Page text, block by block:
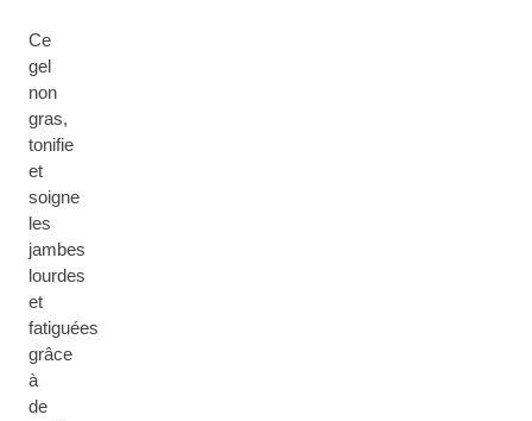
Ce
gel
non
gras,
tonifie
et
soigne
les
jambes
lourdes
et
fatiguées
grâce
à
de